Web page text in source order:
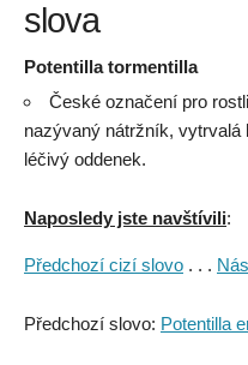
slova
Potentilla tormentilla
České označení pro
nazývaný nátržník, vytrvalá
léčivý oddenek.
Naposledy jste navštívili:
Předchozí cizí slovo . . .
Předchozí slovo: Potentilla